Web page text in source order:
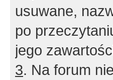
usuwane,
po
jego
3. Na forum